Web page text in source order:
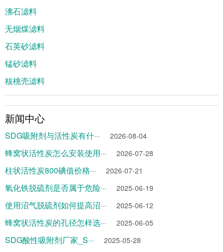
沸石滤料
无烟煤滤料
石英砂滤料
锰砂滤料
核桃壳滤料
新闻中心
SDG吸附剂与活性炭有什··· 2026-08-04
蜂窝状活性炭怎么安装使用··· 2026-07-28
柱状活性炭800碘值价格··· 2026-07-21
氧化铁脱硫剂是否属于危险··· 2025-06-19
使用沼气脱硫剂如何提高沼··· 2025-06-12
蜂窝状活性炭的孔径怎样选··· 2025-06-05
SDG酸性吸附剂厂家_S··· 2025-05-28